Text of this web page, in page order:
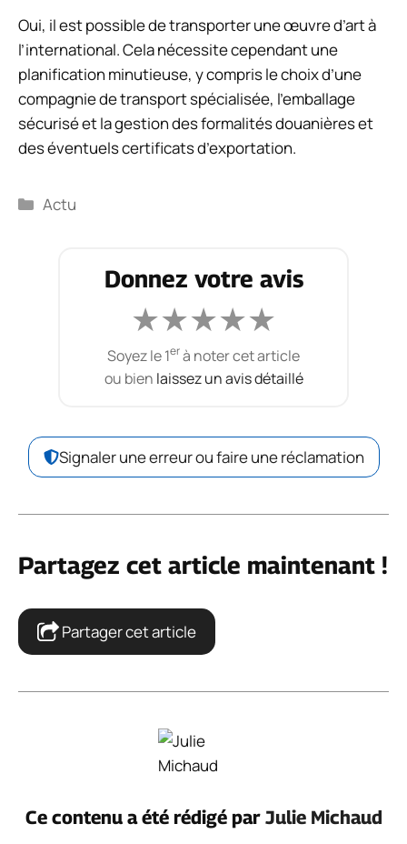
Oui, il est possible de transporter une œuvre d’art à
l’international. Cela nécessite cependant une
planification minutieuse, y compris le choix d’une
compagnie de transport spécialisée, l’emballage
sécurisé et la gestion des formalités douanières et
des éventuels certificats d’exportation.
Catégories
Actu
Donnez votre avis
★★★★★
Soyez le 1erà noter cet article
ou bien laissez un avis détaillé
Signaler une erreur ou faire une réclamation
Partagez cet article maintenant !
Partager cet article
Ce contenu a été rédigé par Julie Michaud